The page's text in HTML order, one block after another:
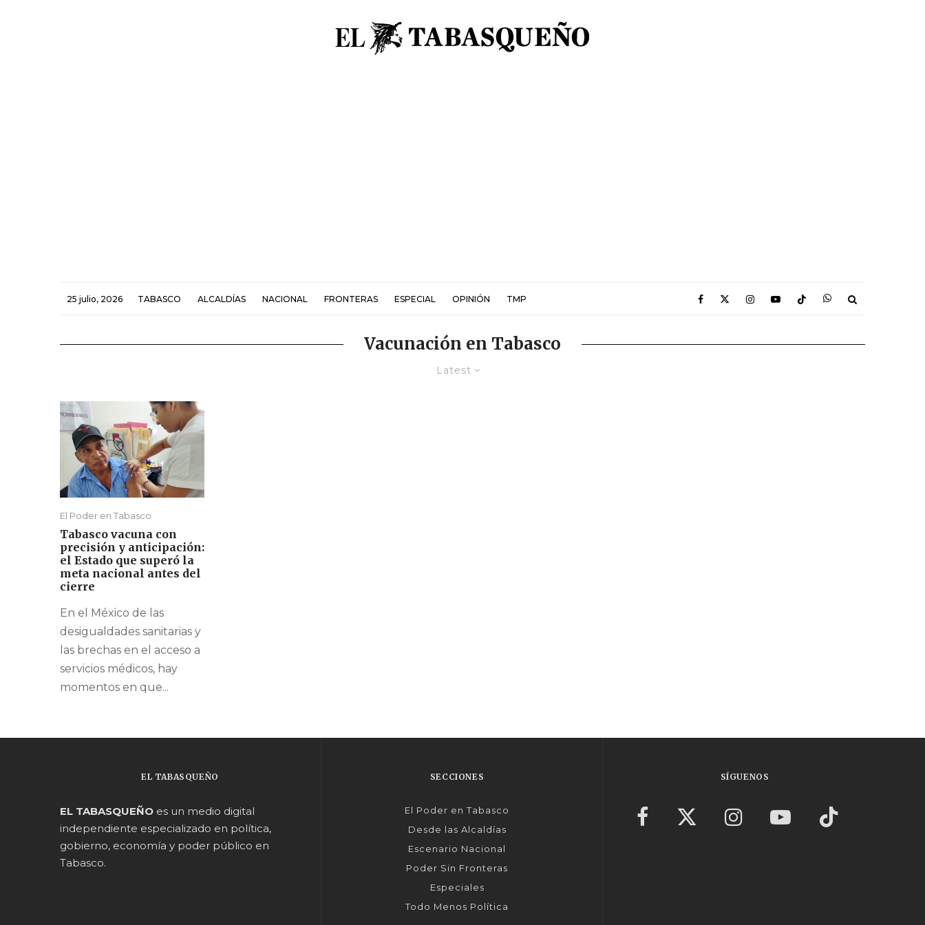
25 julio, 2026 TABASCO ALCALDÍAS NACIONAL FRONTERAS ESPECIAL OPINIÓN TMP
Vacunación en Tabasco
Latest
El Poder en Tabasco
Tabasco vacuna con
precisión y anticipación:
el Estado que superó la
meta nacional antes del
cierre
En el México de las
desigualdades sanitarias y
las brechas en el acceso a
servicios médicos, hay
momentos en que...
EL TABASQUEÑO
EL TABASQUEÑO es un medio digital
independiente especializado en política,
gobierno, economía y poder público en
Tabasco.
SECCIONES
El Poder en Tabasco
Desde las Alcaldías
Escenario Nacional
Poder Sin Fronteras
Especiales
Todo Menos Política
SÍGUENOS